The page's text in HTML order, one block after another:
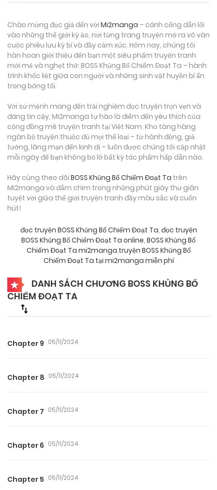
Chào mừng đọc giả đến với Mi2manga – cánh cổng dẫn lối
vào những thế giới kỳ ảo, nơi từng trang truyện mở ra vô vàn
cuộc phiêu lưu kỳ bí và đầy cảm xúc. Hôm nay, chúng tôi
hân hoan giới thiệu đến bạn một siêu phẩm truyện tranh
mới mẻ và nghẹt thở: BOSS Khủng Bố Chiếm Đoạt Ta – hành
trình khốc liệt giữa con người và những sinh vật huyền bí ẩn
trong bóng tối.
Với sứ mệnh mang đến trải nghiệm đọc truyện trọn vẹn và
đáng tin cậy, Mi2manga tự hào là điểm đến yêu thích của
cộng đồng mê truyện tranh tại Việt Nam. Kho tàng hàng
ngàn bộ truyện thuộc đủ mọi thể loại – từ hành động, giả
tưởng, lãng mạn đến kinh dị – luôn được chúng tôi cập nhật
mỗi ngày để bạn không bỏ lỡ bất kỳ tác phẩm hấp dẫn nào.
Hãy cùng theo dõi BOSS Khủng Bố Chiếm Đoạt Ta trên
Mi2manga và đắm chìm trong những phút giây thư giãn
tuyệt vời giữa thế giới truyện tranh đầy màu sắc và cuốn
hút!
đọc truyện BOSS Khủng Bố Chiếm Đoạt Ta, đọc truyện
BOSS Khủng Bố Chiếm Đoạt Ta online, BOSS Khủng Bố
Chiếm Đoạt Ta mi2manga,truyện BOSS Khủng Bố
Chiếm Đoạt Ta tại mi2manga miễn phí
DANH SÁCH CHƯƠNG BOSS KHỦNG BỐ
CHIẾM ĐOẠT TA
Chapter 9 05/11/2024
Chapter 8 05/11/2024
Chapter 7 05/11/2024
Chapter 6 05/11/2024
Chapter 5 05/11/2024